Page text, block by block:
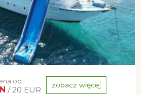
od:
/ 20 EUR zobacz więcej